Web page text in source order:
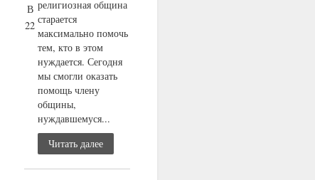
В
22
религиозная община
старается
максимально помочь
тем, кто в этом
нуждается. Сегодня
мы смогли оказать
помощь члену
общины,
нуждавшемуся...
Читать далее